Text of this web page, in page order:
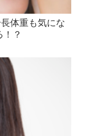
体重も気にな
？